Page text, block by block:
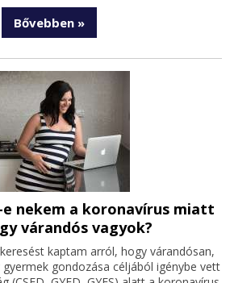
Bővebben »
nekem a koronavírus miatt
várandós vagyok?
kaptam arról, hogy várandósan,
gyermek gondozása céljából igénybe vett